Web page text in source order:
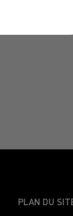
PLAN DU